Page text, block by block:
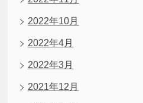
2022年10月
2022年4月
2022年3月
2021年12月